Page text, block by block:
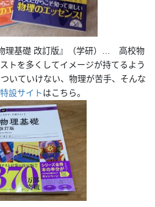
物理基礎 改訂版』（学研）… 高校物
トを多くしてイメージが持てるよう
いていけない、物理が苦手、そんな
特設サイトはこちら。